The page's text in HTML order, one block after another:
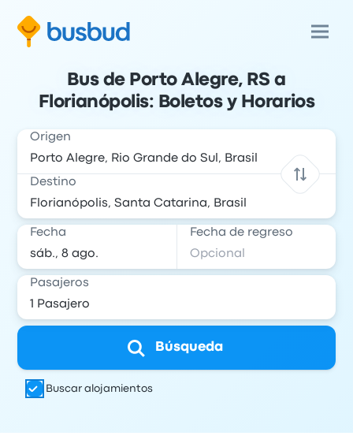
Bus de Porto Alegre, RS a
Florianópolis: Boletos y Horarios
Origen
Destino
Fecha Fecha de regreso
Pasajeros
Búsqueda
Buscar alojamientos